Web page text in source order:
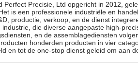
Perfect Precisie, Ltd opgericht in 2012,
is een professionele industriële en
productie, verkoop, en de dienst
die diverse aangepaste high-
en de assemblagediensten
honderden producten in vier
en tot de one-stop dienst geleid om aan